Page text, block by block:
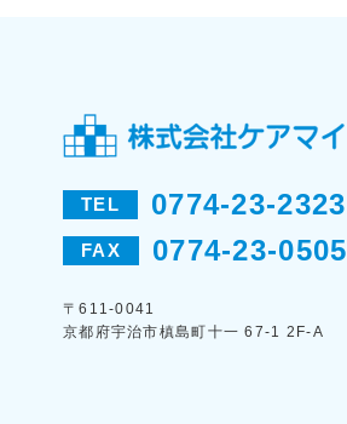
TEL 0774-23-2323
FAX 0774-23-0505
〒611-0041
京都府宇治市槙島町十一 67-1 2F-A